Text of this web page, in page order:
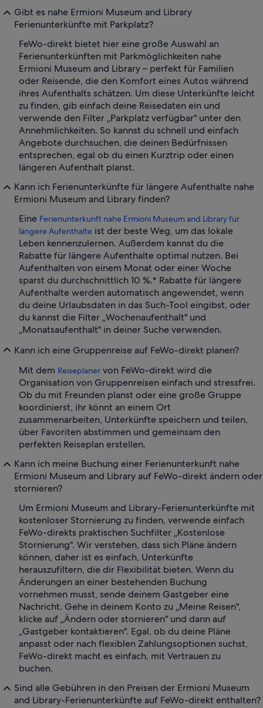
Gibt es nahe Ermioni Museum and Library
Ferienunterkünfte mit Parkplatz?
FeWo-direkt bietet hier eine große Auswahl an
Ferienunterkünften mit Parkmöglichkeiten nahe
Ermioni Museum and Library – perfekt für Familien
oder Reisende, die den Komfort eines Autos während
ihres Aufenthalts schätzen. Um diese Unterkünfte leicht
zu finden, gib einfach deine Reisedaten ein und
verwende den Filter „Parkplatz verfügbar" unter den
Annehmlichkeiten. So kannst du schnell und einfach
Angebote durchsuchen, die deinen Bedürfnissen
entsprechen, egal ob du einen Kurztrip oder einen
längeren Aufenthalt planst.
Kann ich Ferienunterkünfte für längere Aufenthalte nahe
Ermioni Museum and Library finden?
Eine Ferienunterkunft nahe Ermioni Museum and Library für
längere Aufenthalte ist der beste Weg, um das lokale
Leben kennenzulernen. Außerdem kannst du die
Rabatte für längere Aufenthalte optimal nutzen. Bei
Aufenthalten von einem Monat oder einer Woche
sparst du durchschnittlich 10 %.* Rabatte für längere
Aufenthalte werden automatisch angewendet, wenn
du deine Urlaubsdaten in das Such-Tool eingibst, oder
du kannst die Filter „Wochenaufenthalt" und
„Monatsaufenthalt" in deiner Suche verwenden.
Kann ich eine Gruppenreise auf FeWo-direkt planen?
Mit dem Reiseplaner von FeWo-direkt wird die
Organisation von Gruppenreisen einfach und stressfrei.
Ob du mit Freunden planst oder eine große Gruppe
koordinierst, ihr könnt an einem Ort
zusammenarbeiten, Unterkünfte speichern und teilen,
über Favoriten abstimmen und gemeinsam den
perfekten Reiseplan erstellen.
Kann ich meine Buchung einer Ferienunterkunft nahe
Ermioni Museum and Library auf FeWo-direkt ändern oder
stornieren?
Um Ermioni Museum and Library-Ferienunterkünfte mit
kostenloser Stornierung zu finden, verwende einfach
FeWo-direkts praktischen Suchfilter „Kostenlose
Stornierung". Wir verstehen, dass sich Pläne ändern
können, daher ist es einfach, Unterkünfte
herauszufiltern, die dir Flexibilität bieten. Wenn du
Änderungen an einer bestehenden Buchung
vornehmen musst, sende deinem Gastgeber eine
Nachricht. Gehe in deinem Konto zu „Meine Reisen",
klicke auf „Ändern oder stornieren" und dann auf
„Gastgeber kontaktieren". Egal, ob du deine Pläne
anpasst oder nach flexiblen Zahlungsoptionen suchst,
FeWo-direkt macht es einfach, mit Vertrauen zu
buchen.
Sind alle Gebühren in den Preisen der Ermioni Museum
and Library-Ferienunterkünfte auf FeWo-direkt enthalten?